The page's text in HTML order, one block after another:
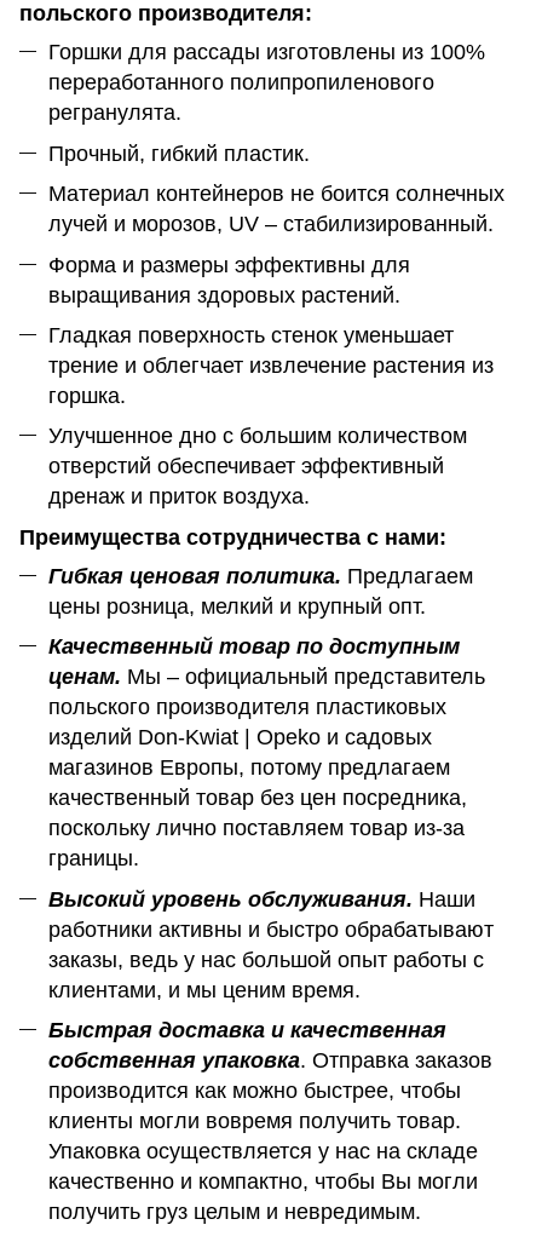
польского производителя:
Горшки для рассады изготовлены из 100%
переработанного полипропиленового
регранулята.
Прочный, гибкий пластик.
Материал контейнеров не боится солнечных
лучей и морозов, UV – стабилизированный.
Форма и размеры эффективны для
выращивания здоровых растений.
Гладкая поверхность стенок уменьшает
трение и облегчает извлечение растения из
горшка.
Улучшенное дно с большим количеством
отверстий обеспечивает эффективный
дренаж и приток воздуха.
Преимущества сотрудничества с нами:
Гибкая ценовая политика. Предлагаем
цены розница, мелкий и крупный опт.
Качественный товар по доступным
ценам. Мы – официальный представитель
польского производителя пластиковых
изделий Don-Kwiat | Opeko и садовых
магазинов Европы, потому предлагаем
качественный товар без цен посредника,
поскольку лично поставляем товар из-за
границы.
Высокий уровень обслуживания. Наши
работники активны и быстро обрабатывают
заказы, ведь у нас большой опыт работы с
клиентами, и мы ценим время.
Быстрая доставка и качественная
собственная упаковка. Отправка заказов
производится как можно быстрее, чтобы
клиенты могли вовремя получить товар.
Упаковка осуществляется у нас на складе
качественно и компактно, чтобы Вы могли
получить груз целым и невредимым.